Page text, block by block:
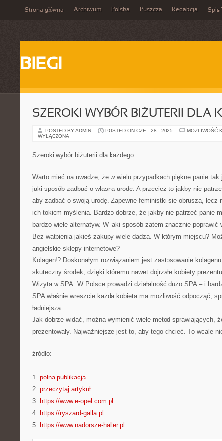
Strona główna Archiwum Polska Puszcza Redakcja Spis
BIEGI
SZEROKI WYBÓR BIŻUTERII DLA
POSTED BY ADMIN POSTED ON CZE - 28 - 2025
MOŻLIWOŚĆ
WYŁĄCZONA
Szeroki wybór biżuterii dla każdego
Warto mieć na uwadze, że w wielu przypadkach piękne panie
jaki sposób zadbać o własną urodę. A przecież to jakby nie
aby zadbać o swoją urodę. Zapewne feministki się obruszą, lecz
ich tokiem myślenia. Bardzo dobrze, że jakby nie patrzeć panie
bardzo wiele alternatyw. W jaki sposób zatem znacznie poprawić
Bez wątpienia jakieś zakupy wiele dadzą. W którym miejscu?
angielskie sklepy internetowe?
Kolagen!? Doskonałym rozwiązaniem jest zastosowanie
skuteczny środek, dzięki któremu nawet dojrzałe kobiety
Wizyta w SPA. W Polsce prowadzi działalność dużo SPA – i
SPA właśnie wreszcie każda kobieta ma możliwość odpocząć,
ładniejsza.
Jak dobrze widać, można wymienić wiele metod sprawiających,
prezentowały. Najważniejsze jest to, aby tego chcieć. To wcale
źródło:
———————————
1. pełna publikacja
2. przeczytaj artykuł
3. https://www.e-opel.com.pl
4. https://ryszard-galla.pl
5. https://www.nadorsze-haller.pl